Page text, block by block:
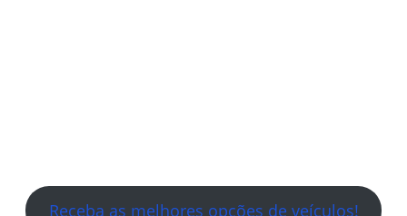
Receba as melhores opções de veículos!